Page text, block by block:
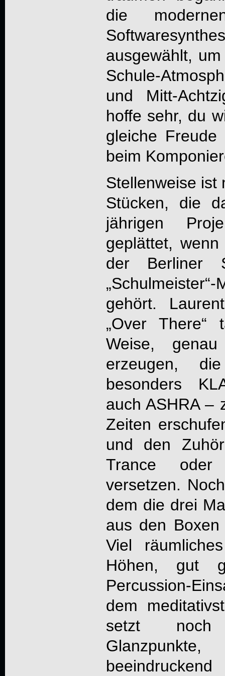
die
ausgewählt,
Schule-
und Mitt-
hoffe sehr, du
gleiche
beim
Stellenweise ist
Stücken, die
jährigen
geplättet,
der Berliner
gehört.
„Over There“
Weise,
erzeugen,
besonders
auch ASHRA –
Zeiten
und den
Trance
versetzen.
dem die drei
aus den Boxen
Viel
Höhen, gut
Percussion-
dem
setzt noch